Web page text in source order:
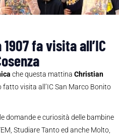
fa visita all’IC
che questa mattina Christian
fatto visita all’IC San Marco Bonito
domande e curiosità delle bambine
Studiare Tanto ed anche Molto,